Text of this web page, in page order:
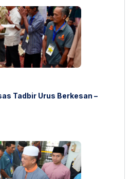
Tadbir Urus Berkesan –